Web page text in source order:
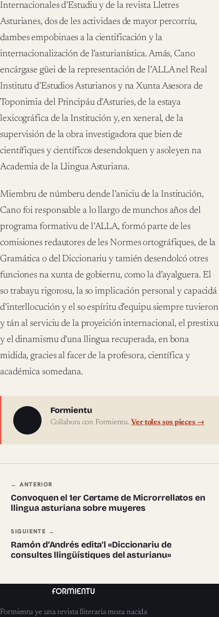
Internacionales d’Estudiu y de la revista Lletres
Asturianes, dos de les actividaes de mayor percorríu,
dambes empobinaes a la cientificación y la
internacionalización de l’asturianística. Amás, Cano
encárgase güei de la representación de l’ALLA nel Real
Institutu d’Estudios Asturianos y na Xunta Asesora de
Toponimia del Principáu d’Asturies, de la estaya
lexicográfica de la Institución y, en xeneral, de la
supervisión de la obra investigadora que bien de
científiques y científicos desendolquen y asoleyen na
Academia de la Llingua Asturiana.
Miembru de númberu dende l’aniciu de la Institución,
Cano foi responsable a lo llargo de munchos años del
programa formativu de l’ALLA, formó parte de les
comisiones redautores de les Normes ortográfiques, de la
Gramática o del Diccionariu y tamién desendolcó otres
funciones na xunta de gobiernu, como la d’ayalguera. El
so trabayu rigorosu, la so implicación personal y capacidá
d’interllocución y el so espíritu d’equipu siempre tuvieron
y tán al serviciu de la proyeición internacional, el prestixu
y el dinamismu d’una llingua recuperada, en bona
midida, gracies al facer de la profesora, científica y
académica somedana.
Sobre l'autor
Formientu
Collabora con Formientu. Ver toles sos pieces →
Navegación ente pieces
← ANTERIOR
Convoquen el 1er Certame de Microrrellatos en
llingua asturiana sobre muyeres
SIGUIENTE →
Ramón d’Andrés edita’l «Diccionariu de
consultes llingüístiques del asturianu»
Formientu ye una revista lliteraria moza nacida